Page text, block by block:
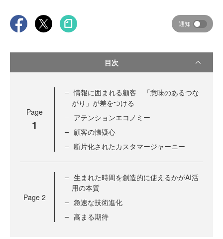
通知
目次
Page
1
情報に囲まれる顧客 「意味のあるつな
がり」が差をつける
アテンションエコノミー
顧客の懐疑心
断片化されたカスタマージャーニー
Page 2
生まれた時間を創造的に使えるかがAI活
用の本質
急速な技術進化
高まる期待